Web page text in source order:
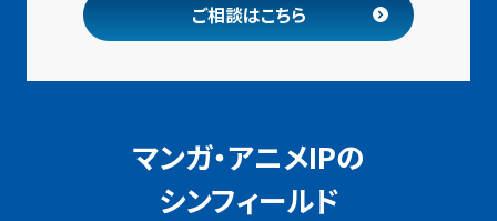
ご相談はこちら
マンガ・アニメIPの
シンフィールド